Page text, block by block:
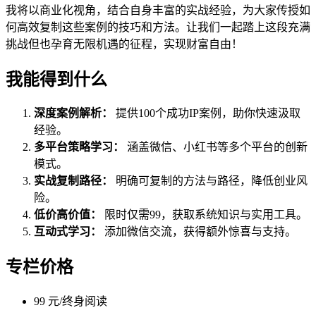
我将以商业化视角，结合自身丰富的实战经验，为大家传授如
何高效复制这些案例的技巧和方法。让我们一起踏上这段充满
挑战但也孕育无限机遇的征程，实现财富自由！
我能得到什么
深度案例解析：
提供100个成功IP案例，助你快速汲取
经验。
多平台策略学习：
涵盖微信、小红书等多个平台的创新
模式。
实战复制路径：
明确可复制的方法与路径，降低创业风
险。
低价高价值：
限时仅需99，获取系统知识与实用工具。
互动式学习：
添加微信交流，获得额外惊喜与支持。
专栏价格
99 元/终身阅读